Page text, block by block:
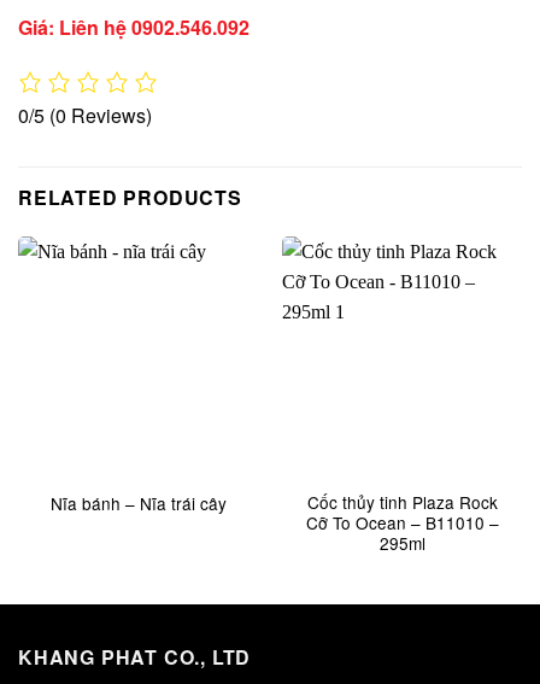
Giá: Liên hệ0902.546.092
0/5 (0 Reviews)
RELATED PRODUCTS
Nĩa bánh – Nĩa trái cây
Cốc thủy tinh Plaza Rock
Cỡ To Ocean – B11010 –
295ml
KHANG PHAT CO., LTD